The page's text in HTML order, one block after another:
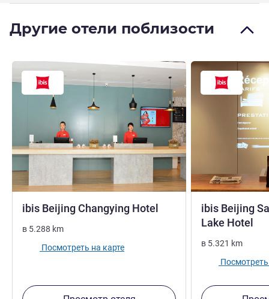
Другие отели поблизости
ibis Beijing Changying Hotel 1 звезда
в 5.288 km
Посмотреть на карте
ibis Beijing
Lake Hotel
в 5.321 km
Посмотреть